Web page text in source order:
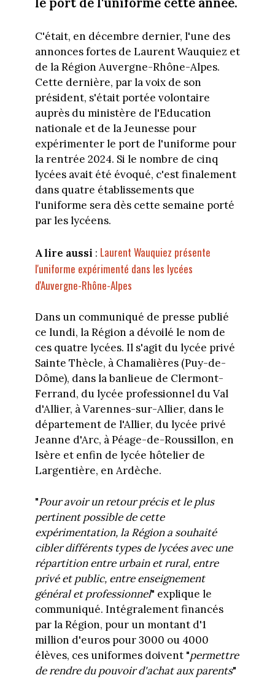
C'était, en décembre dernier, l'une des
annonces fortes de Laurent Wauquiez et
de la Région Auvergne-Rhône-Alpes.
Cette dernière, par la voix de son
président, s'était portée volontaire
auprès du ministère de l'Education
nationale et de la Jeunesse pour
expérimenter le port de l'uniforme pour
la rentrée 2024. Si le nombre de cinq
lycées avait été évoqué, c'est finalement
dans quatre établissements que
l'uniforme sera dès cette semaine porté
par les lycéens.
A lire aussi : Laurent Wauquiez présente
l'uniforme expérimenté dans les lycées
d'Auvergne-Rhône-Alpes
Dans un communiqué de presse publié
ce lundi, la Région a dévoilé le nom de
ces quatre lycées. Il s'agit du lycée privé
Sainte Thècle, à Chamalières (Puy-de-
Dôme), dans la banlieue de Clermont-
Ferrand, du lycée professionnel du Val
d'Allier, à Varennes-sur-Allier, dans le
département de l'Allier, du lycée privé
Jeanne d'Arc, à Péage-de-Roussillon, en
Isère et enfin de lycée hôtelier de
Largentière, en Ardèche.
"Pour avoir un retour précis et le plus
pertinent possible de cette
expérimentation, la Région a souhaité
cibler différents types de lycées avec une
répartition entre urbain et rural, entre
privé et public, entre enseignement
général et professionnel" explique le
communiqué. Intégralement financés
par la Région, pour un montant d'1
million d'euros pour 3000 ou 4000
élèves, ces uniformes doivent "permettre
de rendre du pouvoir d'achat aux parents"